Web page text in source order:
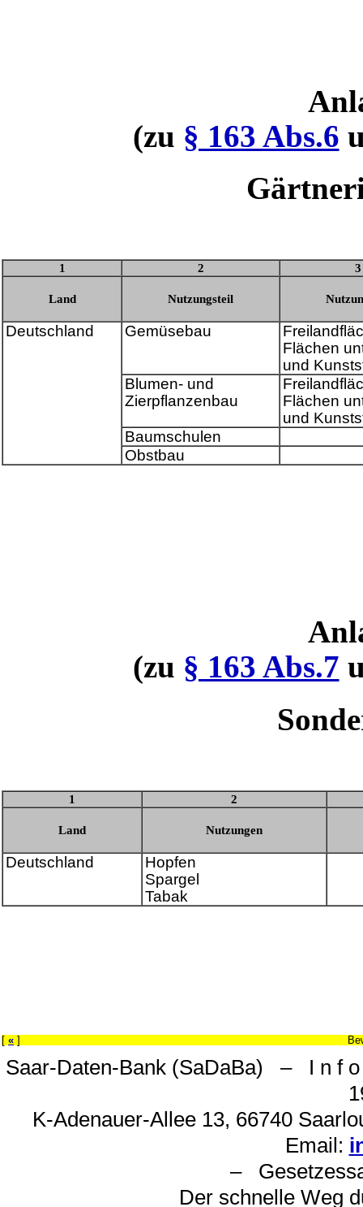
(zu § 163 Abs.6
1 2 3
Land Nutzungsteil
Deutschland Gemüsebau
Flächen
und
Blumen- und
Zierpflanzenbau
Flächen
und
Baumschulen
Obstbau
(zu § 163 Abs.7
1 2
Land Nutzungen
Deutschland
Hopfen
Spargel
Tabak
[ « ]
Saar-Daten-Bank (SaDaBa) – I n f
K-Adenauer-Allee 13, 66740
Email:
–
Der schnelle Weg